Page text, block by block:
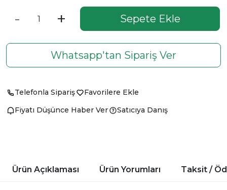
- + Sepete Ekle
Whatsapp'tan Sipariş Ver
Telefonla Sipariş
Favorilere Ekle
Fiyatı Düşünce Haber Ver
Satıcıya Danış
Ürün Açıklaması Taksit /
Ürün Yorumları